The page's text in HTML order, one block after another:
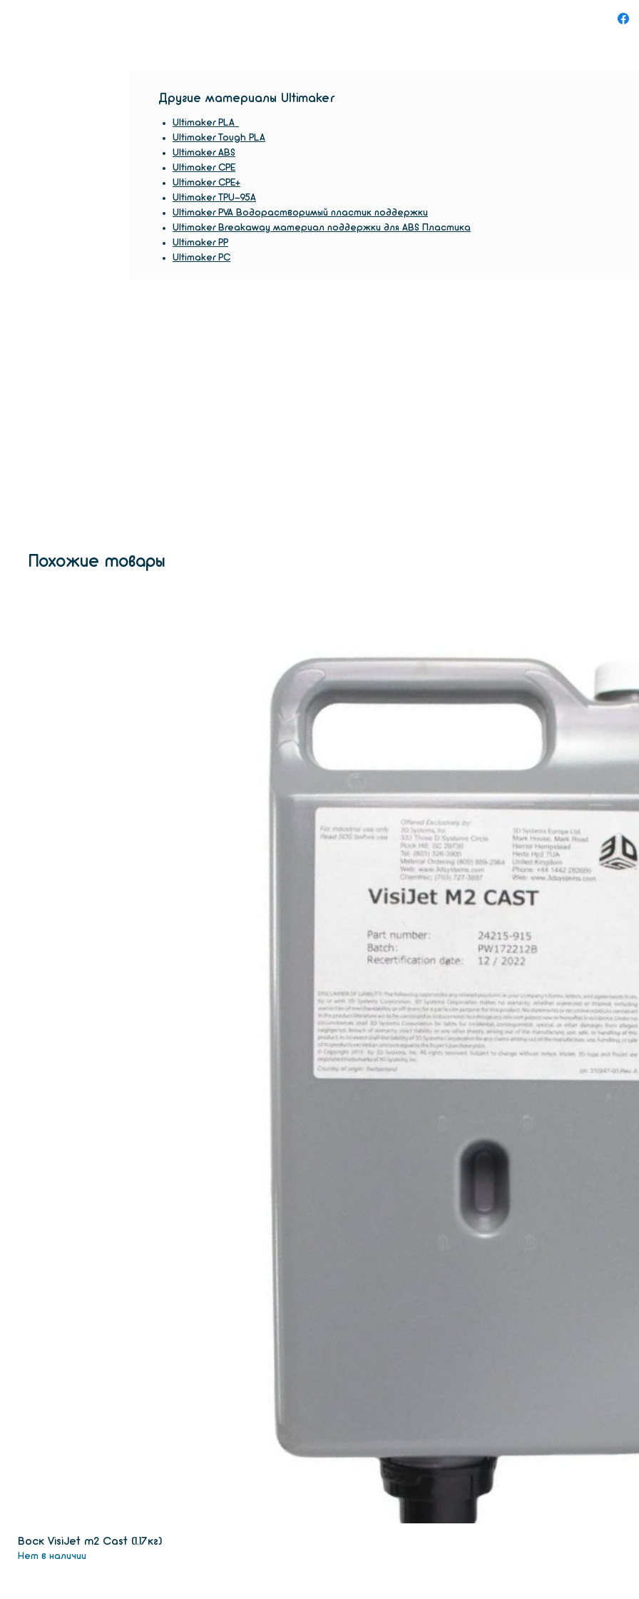
Другие материалы Ultimaker
Ultimaker PLA
Ultimaker Tough PLA
Ultimaker ABS
Ultimaker CPE
Ultimaker CPE+
Ultimaker TPU-95A
Ultimaker PVA Водорастворимый пластик поддержки
Ultimaker Breakaway материал поддержки для ABS Пластика
Ultimaker PP
Ultimaker PC
Похожие товары
Воск VisiJet m2 Сast (1.17кг)
Нет в наличии